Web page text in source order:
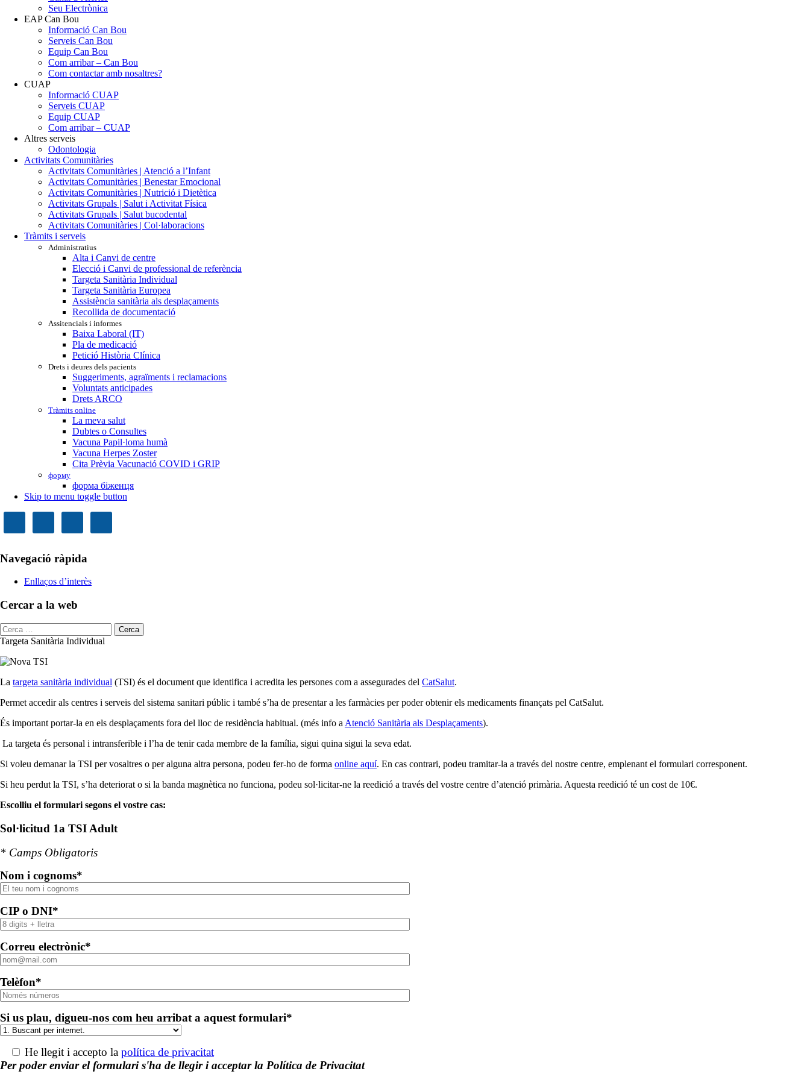
Seu Electrònica
EAP Can Bou
Informació Can Bou
Serveis Can Bou
Equip Can Bou
Com arribar – Can Bou
Com contactar amb nosaltres?
CUAP
Informació CUAP
Serveis CUAP
Equip CUAP
Com arribar – CUAP
Altres serveis
Odontologia
Activitats Comunitàries
Activitats Comunitàries | Atenció a l’Infant
Activitats Comunitàries | Benestar Emocional
Activitats Comunitàries | Nutrició i Dietètica
Activitats Grupals | Salut i Activitat Física
Activitats Grupals | Salut bucodental
Activitats Comunitàries | Col·laboracions
Tràmits i serveis
Administratius
Alta i Canvi de centre
Elecció i Canvi de professional de referència
Targeta Sanitària Individual
Targeta Sanitària Europea
Assistència sanitària als desplaçaments
Recollida de documentació
Assitencials i informes
Baixa Laboral (IT)
Pla de medicació
Petició Història Clínica
Drets i deures dels pacients
Suggeriments, agraïments i reclamacions
Voluntats anticipades
Drets ARCO
Tràmits online
La meva salut
Dubtes o Consultes
Vacuna Papil·loma humà
Vacuna Herpes Zoster
Cita Prèvia Vacunació COVID i GRIP
форму
форма біженця
Skip to menu toggle button
info
sidebar
Navegació ràpida
Enllaços d’interès
Cercar a la web
Cerca:
Targeta Sanitària Individual
Targeta
Sanitària
Individual
La targeta sanitària individual (TSI) és el document que identifica i acredita les persones com a assegurades del CatSalut.
Permet accedir als centres i serveis del sistema sanitari públic i també s’ha de presentar a les farmàcies per poder obtenir els medicaments finançats pel CatSalut.
És important portar-la en els desplaçaments fora del lloc de residència habitual. (més info a Atenció Sanitària als Desplaçaments).
La targeta és personal i intransferible i l’ha de tenir cada membre de la família, sigui quina sigui la seva edat.
Si voleu demanar la TSI per vosaltres o per alguna altra persona, podeu fer-ho de forma online aquí. En cas contrari, podeu tramitar-la a través del nostre centre, emplenant el formulari corresponent.
Si heu perdut la TSI, s’ha deteriorat o si la banda magnètica no funciona, podeu sol·licitar-ne la reedició a través del vostre centre d’atenció primària. Aquesta reedició té un cost de 10€.
Escolliu el formulari segons el vostre cas:
Sol·licitud 1a TSI Adult
* Camps Obligatoris
Nom i cognoms*
CIP o DNI*
Correu electrònic*
Telèfon*
Si us plau, digueu-nos com heu arribat a aquest formulari*
He llegit i accepto la política de privacitat
Per poder enviar el formulari s'ha de llegir i acceptar la Política de Privacitat